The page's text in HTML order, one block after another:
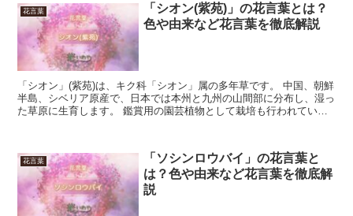
花言葉
「シオン(紫苑)」の花言葉とは？
色や由来など花言葉を徹底解説
「シオン」(紫苑)は、キク科「シオン」属の多年草です。 中国、朝鮮
半島、シベリア原産で、日本では本州と九州の山間部に分布し、湿っ
た草原に生育します。 鑑賞用の園芸植物として栽培も行われていま
花言葉
「ソシンロウバイ」の花言葉と
は？色や由来など花言葉を徹底解
説